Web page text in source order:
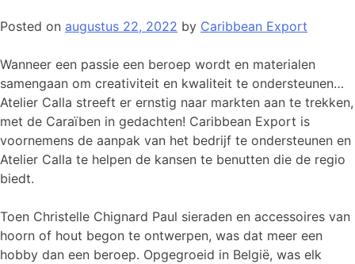
Posted on augustus 22, 2022 by Caribbean Export
Wanneer een passie een beroep wordt en materialen
samengaan om creativiteit en kwaliteit te ondersteunen…
Atelier Calla streeft er ernstig naar markten aan te trekken,
met de Caraïben in gedachten! Caribbean Export is
voornemens de aanpak van het bedrijf te ondersteunen en
Atelier Calla te helpen de kansen te benutten die de regio
biedt.
Toen Christelle Chignard Paul sieraden en accessoires van
hoorn of hout begon te ontwerpen, was dat meer een
hobby dan een beroep. Opgegroeid in België, was elk